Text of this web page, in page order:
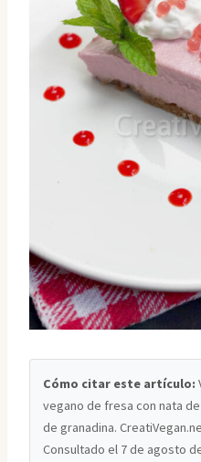
Cómo citar este artículo:
vegano de fresa con nata
de granadina.
Consultado el 7 de agosto